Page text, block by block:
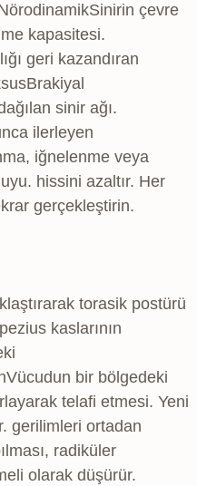
Sinirin çevre
kapasitesi.
geri kazandıran
Brakiyal
sinir ağı.
ilerleyen
iğnelenme veya
hissini azaltır. Her
gerçekleştirin.
torasik postürü
kaslarının
Vücudun bir bölgedeki
telafi etmesi. Yeni
gerilimleri ortadan
radiküler
olarak düşürür.